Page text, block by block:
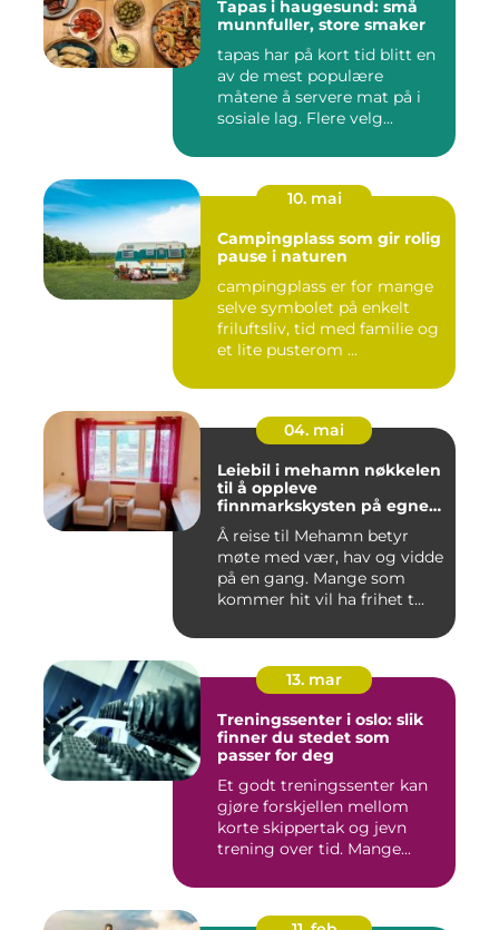
Tapas i haugesund: små
munnfuller, store smaker
tapas har på kort tid blitt en
av de mest populære
måtene å servere mat på i
sosiale lag. Flere velg...
10. mai
Campingplass som gir rolig
pause i naturen
campingplass er for mange
selve symbolet på enkelt
friluftsliv, tid med familie og
et lite pusterom ...
04. mai
Leiebil i mehamn nøkkelen
til å oppleve
finnmarkskysten på egne
premisser
Å reise til Mehamn betyr
møte med vær, hav og vidde
på en gang. Mange som
kommer hit vil ha frihet t...
13. mar
Treningssenter i oslo: slik
finner du stedet som
passer for deg
Et godt treningssenter kan
gjøre forskjellen mellom
korte skippertak og jevn
trening over tid. Mange...